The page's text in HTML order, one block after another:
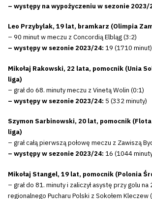
– występy na wypożyczeniu w sezonie 2023/
Leo Przybylak, 19 lat, bramkarz (Olimpia
– 90 minut w meczu z Concordią Elbląg (3:2)
– występy w sezonie 2023/24: 19 (1710 minut)
Mikołaj Rakowski, 22 lata, pomocnik (Unia
liga)
– grał do 68. minuty meczu z Vinetą Wolin (0:1)
– występy w sezonie 2023/24: 5 (332 minuty)
Szymon Sarbinowski, 20 lat, pomocnik
liga)
– grał całą pierwszą połowę meczu z Zawiszą
– występy w sezonie 2023/24: 16 (1044
Mikołaj Stangel, 19 lat, pomocnik (Polonia
– grał do 81. minuty i zaliczył asystę przy golu na
regionalnego Pucharu Polski z Sokołem Kleczew